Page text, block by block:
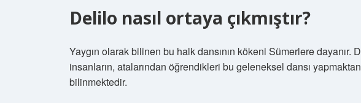
Delilo nasıl ortaya çıkmıştır?
Yaygın olarak bilinen bu halk dansının kökeni Sümerlere dayanır.
insanların, atalarından öğrendikleri bu geleneksel dansı
bilinmektedir.